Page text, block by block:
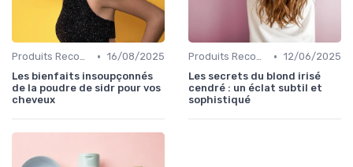
Produits Recommandés • 16/08/2025
Les bienfaits insoupçonnés
de la poudre de sidr pour vos
cheveux
Produits Recommandés • 12/06/2025
Les secrets du blond irisé
cendré : un éclat subtil et
sophistiqué